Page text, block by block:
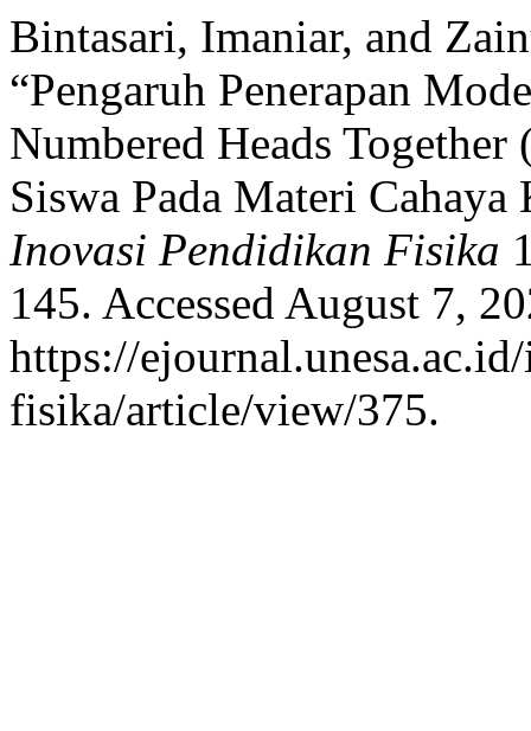
Bintasari, Imaniar, and
“Pengaruh Penerapan
Numbered Heads
Siswa Pada Materi
Inovasi Pendidikan Fisika
145. Accessed August 7,
https://
fisika/article/view/375.